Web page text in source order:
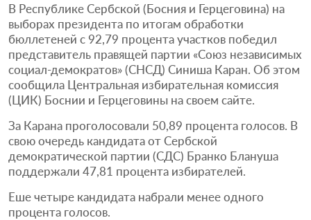
В Республике Сербской (Босния и Герцеговина) на
выборах президента по итогам обработки
бюллетеней с 92,79 процента участков победил
представитель правящей партии «Союз независимых
социал-демократов» (СНСД) Синиша Каран. Об этом
сообщила Центральная избирательная комиссия
(ЦИК) Боснии и Герцеговины на своем сайте.
За Карана проголосовали 50,89 процента голосов. В
свою очередь кандидата от Сербской
демократической партии (СДС) Бранко Блануша
поддержали 47,81 процента избирателей.
Еше четыре кандидата набрали менее одного
процента голосов.